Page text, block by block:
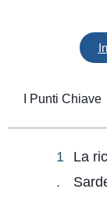
I Punti Chiave
La